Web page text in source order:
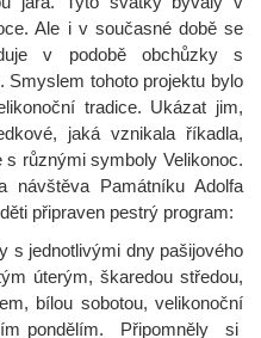
Ale i v současné době se
v podobě obchůzky s
tohoto projektu bylo
tradice. Ukázat jim,
jaká vznikala říkadla,
různými symboly Velikonoc.
návštěva Památníku Adolfa
připraven pestrý program:
s jednotlivými dny pašijového
úterým, škaredou středou,
bílou sobotou, velikonoční
pondělím. Připomněly si